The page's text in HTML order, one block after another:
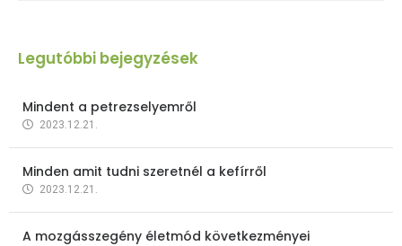
Legutóbbi bejegyzések
Mindent a petrezselyemről
2023.12.21.
Minden amit tudni szeretnél a kefírről
2023.12.21.
A mozgásszegény életmód következményei